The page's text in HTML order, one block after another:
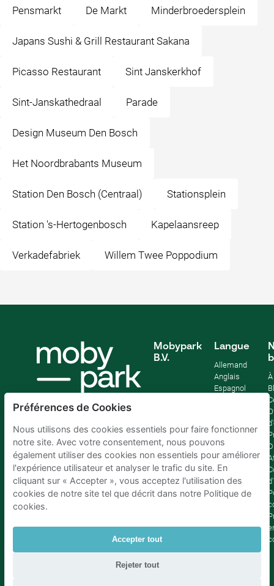
Pensmarkt De Markt Minderbroedersplein
Japans Sushi & Grill Restaurant Sakana
Picasso Restaurant Sint Janskerkhof
Sint-Janskathedraal Parade
Design Museum Den Bosch
Het Noordbrabants Museum
Station Den Bosch (Centraal) Stationsplein
Station 's-Hertogenbosch Kapelaansreep
Verkadefabriek Willem Twee Poppodium
Mobypark
B.V.
Langue
Allemand
Anglais
Espagnol
Préférences de Cookies
Nous utilisons des cookies essentiels pour faire fonctionner
notre site. Avec votre consentement, nous pouvons
également utiliser des cookies non essentiels pour améliorer
l'expérience utilisateur et analyser le trafic du site. En
cliquant sur « Accepter », vous acceptez l'utilisation des
cookies de notre site tel que décrit dans notre Politique de
cookies.
Accepter tout
Rejeter tout